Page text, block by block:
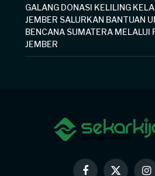
GALANG DONASI KELILING
JEMBER SALURKAN BANTUAN
BENCANA SUMATERA MELALUI
JEMBER